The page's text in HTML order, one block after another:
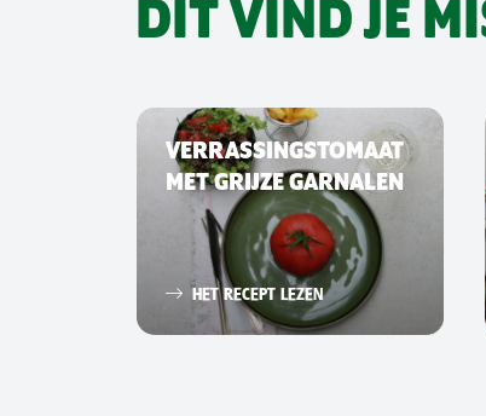
DIT VIND JE
VERRASSINGSTOMAAT
MET GRIJZE GARNALEN
HET RECEPT LEZEN